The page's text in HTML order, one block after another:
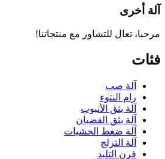
آلة أخرى
مرحبا، تعال للتشاور مع منتجاتنا!
فئات
آلة صب
رام النتوء
آلة بثق الأنبوب
آلة بثق القضبان
آلة ضغط الحشيات
آلة التزلج
فرن التلبد